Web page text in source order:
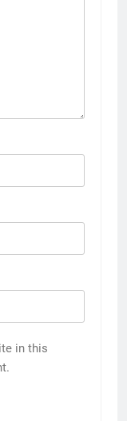
in this